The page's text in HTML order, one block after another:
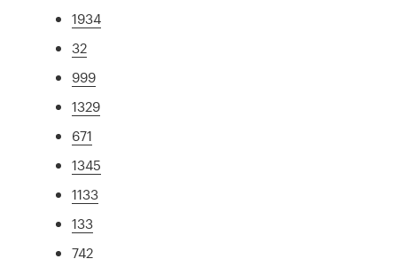
1934
32
999
1329
671
1345
1133
133
742